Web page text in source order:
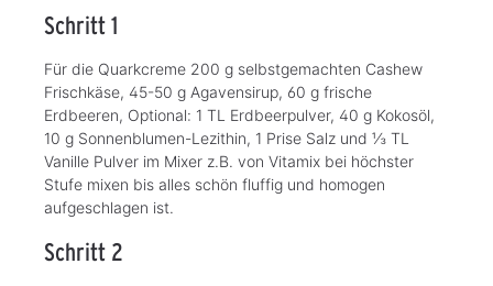
Schritt 1
Für die Quarkcreme 200 g selbstgemachten Cashew
Frischkäse, 45-50 g Agavensirup, 60 g frische
Erdbeeren, Optional: 1 TL Erdbeerpulver, 40 g Kokosöl,
10 g Sonnenblumen-Lezithin, 1 Prise Salz und ⅓ TL
Vanille Pulver im Mixer z.B. von Vitamix bei höchster
Stufe mixen bis alles schön fluffig und homogen
aufgeschlagen ist.
Schritt 2